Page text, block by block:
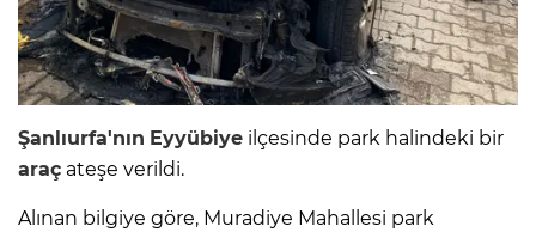
Şanlıurfa'nın Eyyübiye ilçesinde park halindeki bir
araç ateşe verildi.
Alınan bilgiye göre, Muradiye Mahallesi park